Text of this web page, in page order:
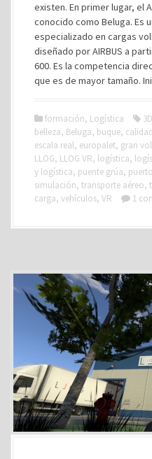
existen. En primer lugar, el
conocido como Beluga. Es
especializado en cargas
diseñado por AIRBUS a
600. Es la competencia
que es de mayor tamaño.
formación, Logística 3D
belleza, Beluga, buque, calidad
escala real, europalet, gran
LLOG, LLOG VR, logística,
y logística, puente grúa, puerto
simulación, transporte aéreo,
carga, vehículos, VR 1